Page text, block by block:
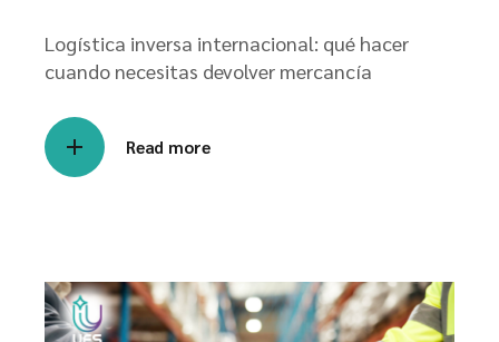
Logística inversa internacional: qué hacer
cuando necesitas devolver mercancía
Read more